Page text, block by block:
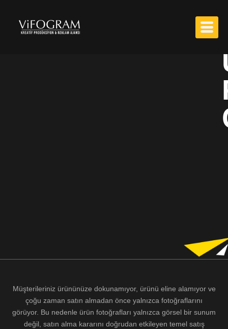
Müşterileriniz ürününüze dokunamıyor, ürünü eline alamıyor ve
çoğu zaman satın almadan önce yalnızca fotoğraflarını
görüyor. Bu nedenle ürün fotoğrafları yalnızca görsel bir sunum
değil, satın alma kararını doğrudan etkileyen temel satış